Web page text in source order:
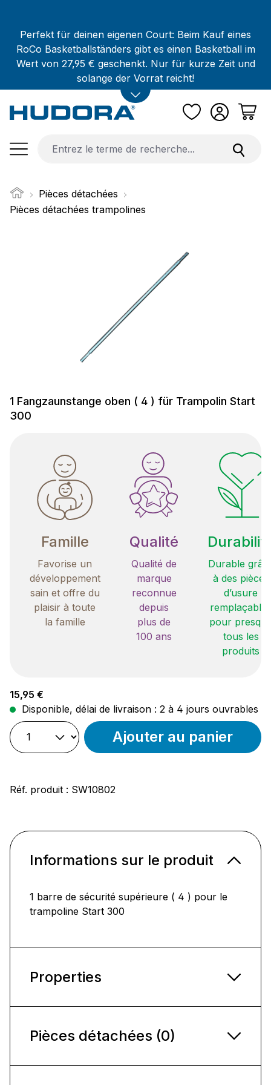
Perfekt für deinen eigenen Court: Beim Kauf eines
RoCo Basketballständers gibt es einen Basketball im
Wert von 27,95 € geschenkt. Nur für kurze Zeit und
solange der Vorrat reicht!
Pièces détachées
Pièces détachées trampolines
1 Fangzaunstange oben ( 4 ) für Trampolin Start
300
Famille
Favorise un
développement
sain et offre du
plaisir à toute
la famille
Qualité
Qualité de
marque
reconnue
depuis
plus de
100 ans
Durable
à des pièces
d’usure
remplaçables
pour
tous les
produits
Prix régulier :
15,95 €
Disponible, délai de livraison : 2 à 4 jours ouvrables
Ajouter au panier
Réf. produit : SW10802
Informations sur le produit
1 barre de sécurité supérieure ( 4 ) pour le
trampoline Start 300
Properties
Pièces détachées (0)